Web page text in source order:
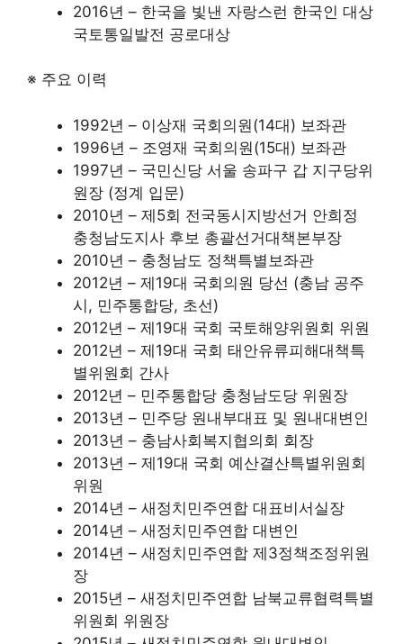
2016년 – 한국을 빛낸 자랑스런 한국인 대상
국토통일발전 공로대상
※ 주요 이력
1992년 – 이상재 국회의원(14대) 보좌관
1996년 – 조영재 국회의원(15대) 보좌관
1997년 – 국민신당 서울 송파구 갑 지구당위
원장 (정계 입문)
2010년 – 제5회 전국동시지방선거 안희정
충청남도지사 후보 총괄선거대책본부장
2010년 – 충청남도 정책특별보좌관
2012년 – 제19대 국회의원 당선 (충남 공주
시, 민주통합당, 초선)
2012년 – 제19대 국회 국토해양위원회 위원
2012년 – 제19대 국회 태안유류피해대책특
별위원회 간사
2012년 – 민주통합당 충청남도당 위원장
2013년 – 민주당 원내부대표 및 원내대변인
2013년 – 충남사회복지협의회 회장
2013년 – 제19대 국회 예산결산특별위원회
위원
2014년 – 새정치민주연합 대표비서실장
2014년 – 새정치민주연합 대변인
2014년 – 새정치민주연합 제3정책조정위원
장
2015년 – 새정치민주연합 남북교류협력특별
위원회 위원장